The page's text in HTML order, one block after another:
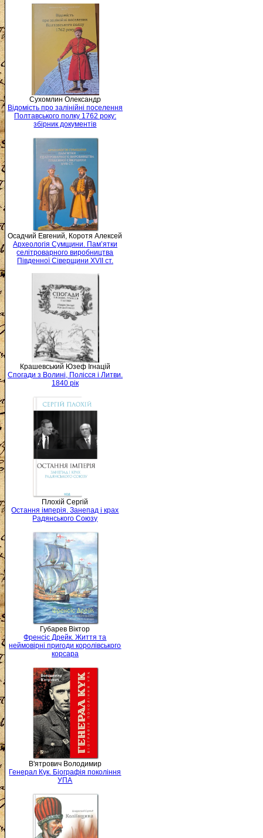
Сухомлин Олександр
Відомість про залінійні поселення
Полтавського полку 1762 року:
збірник документів
Осадчий Евгений, Коротя Алексей
Археологія Сумщини. Пам’ятки
селітроварного виробництва
Південної Сіверщини XVII ст.
Крашевський Юзеф Ігнацій
Спогади з Волині, Полісся і Литви.
1840 рік
Плохій Сергій
Остання імперія. Занепад і крах
Радянського Союзу
Губарев Віктор
Френсіс Дрейк. Життя та
неймовірні пригоди королівського
корсара
В'ятрович Володимир
Генерал Кук. Біографія покоління
УПА